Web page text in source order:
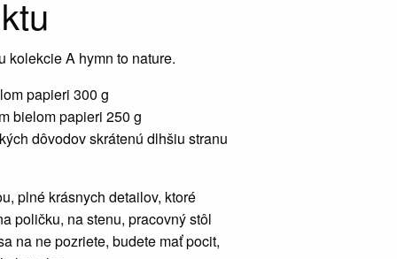
kolekcie A hymn to nature.
papieri 300 g
bielom papieri 250 g
dôvodov skrátenú dlhšiu stranu
plné krásnych detailov, ktoré
poličku, na stenu, pracovný stôl
na ne pozriete, budete mať pocit,